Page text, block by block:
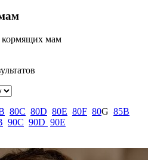
кормящих мам
80C 80D 80E 80F 80G 85B
90C 90D 90E